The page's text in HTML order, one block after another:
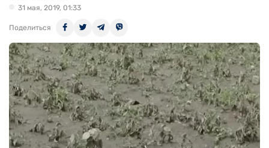
31 мая, 2019, 01:33
Поделиться